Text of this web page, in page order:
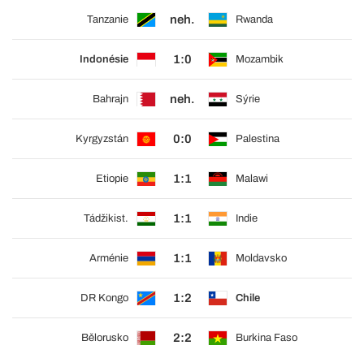
Tanzanie neh. Rwanda
Indonésie 1:0 Mozambik
Bahrajn neh. Sýrie
Kyrgyzstán 0:0 Palestina
Etiopie 1:1 Malawi
Tádžikist. 1:1 Indie
Arménie 1:1 Moldavsko
DR Kongo 1:2 Chile
Bělorusko 2:2 Burkina Faso